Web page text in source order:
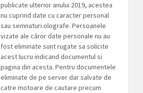
publicate ulterior anului 2019, acestea
nu cuprind date cu caracter personal
sau semnaturi olografe. Persoanele
vizate ale căror date personale nu au
fost eliminate sunt rugate sa solicite
acest lucru indicand documentul si
pagina din acesta. Pentru documentele
eliminate de pe server dar salvate de
catre motoare de cautare precum